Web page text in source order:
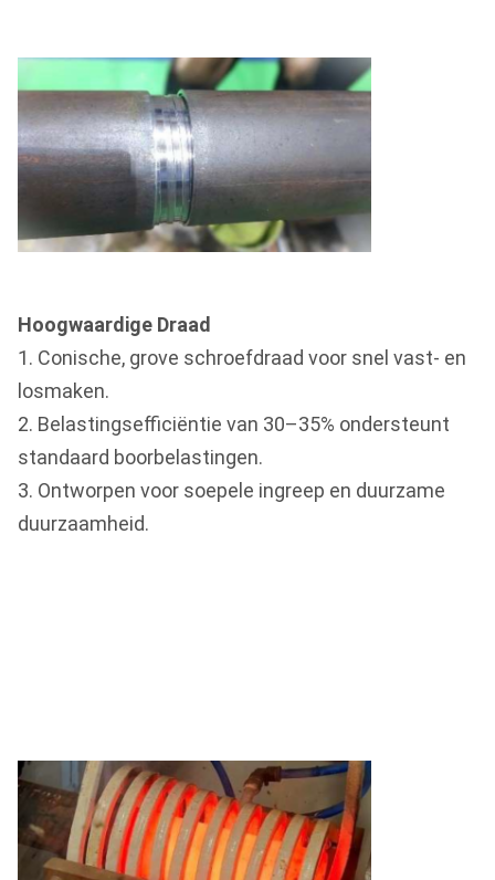
Hoogwaardige Draad
1. Conische, grove schroefdraad voor snel vast- en
losmaken.
2. Belastingsefficiëntie van 30–35% ondersteunt
standaard boorbelastingen.
3. Ontworpen voor soepele ingreep en duurzame
duurzaamheid.